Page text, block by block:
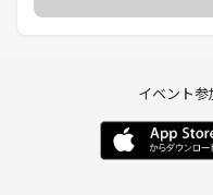
イベント